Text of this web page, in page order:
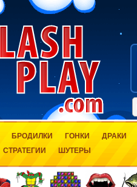
БРОДИЛКИ ГОНКИ ДРАКИ
СТРАТЕГИИ ШУТЕРЫ